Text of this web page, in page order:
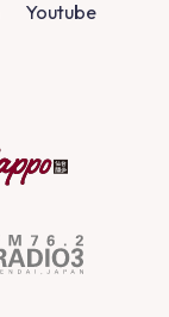
Youtube